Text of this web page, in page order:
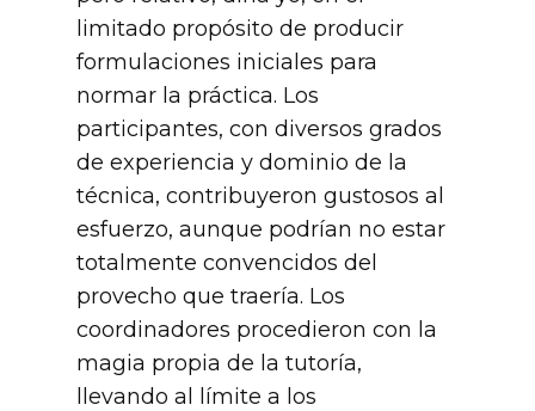
limitado propósito de producir
formulaciones iniciales para
normar la práctica. Los
participantes, con diversos grados
de experiencia y dominio de la
técnica, contribuyeron gustosos al
esfuerzo, aunque podrían no estar
totalmente convencidos del
provecho que traería. Los
coordinadores procedieron con la
magia propia de la tutoría,
llevando al límite a los